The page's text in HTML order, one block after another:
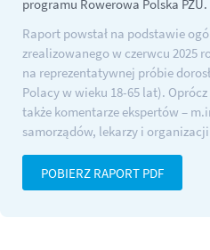
programu Rowerowa Polska PZU.
Raport powstał na podstawie
zrealizowanego w czerwcu 2025
na reprezentatywnej próbie
Polacy w wieku 18-65 lat).
także komentarze ekspertów –
samorządów, lekarzy i organizacji
POBIERZ RAPORT PDF